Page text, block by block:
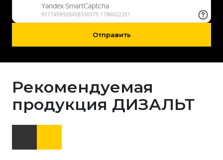
Отправить
Рекомендуемая
продукция ДИЗАЛЬТ